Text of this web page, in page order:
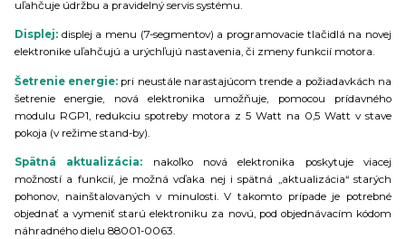
uľahčuje údržbu a pravidelný servis systému.
Displej: displej a menu (7-segmentov) a programovacie tlačidlá na novej
elektronike uľahčujú a urýchľujú nastavenia, či zmeny funkcií motora.
Šetrenie energie: pri neustále narastajúcom trende a požiadavkách na
šetrenie energie, nová elektronika umožňuje, pomocou prídavného
modulu RGP1, redukciu spotreby motora z 5 Watt na 0,5 Watt v stave
pokoja (v režime stand-by).
Spätná aktualizácia:
nakoľko nová elektronika poskytuje viacej
možností a funkcií, je možná vďaka nej i spätná „aktualizácia“ starých
pohonov, nainštalovaných v minulosti. V takomto prípade je potrebné
objednať a vymeniť starú elektroniku za novú, pod objednávacím kódom
náhradného dielu 88001-0063.